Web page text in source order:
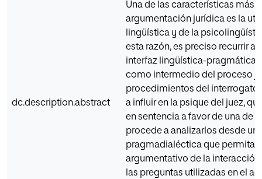
dc.description.abstract
Una de las características más
argumentación jurídica es la
lingüística y de la
esta razón, es preciso recurrir a
interfaz lingüística-pragmática
como intermedio del proceso
procedimientos del
a influir en la psique del juez,
en sentencia a favor de una de
procede a analizarlos desde
pragmadialéctica que permita
argumentativo de la
las preguntas utilizadas en el